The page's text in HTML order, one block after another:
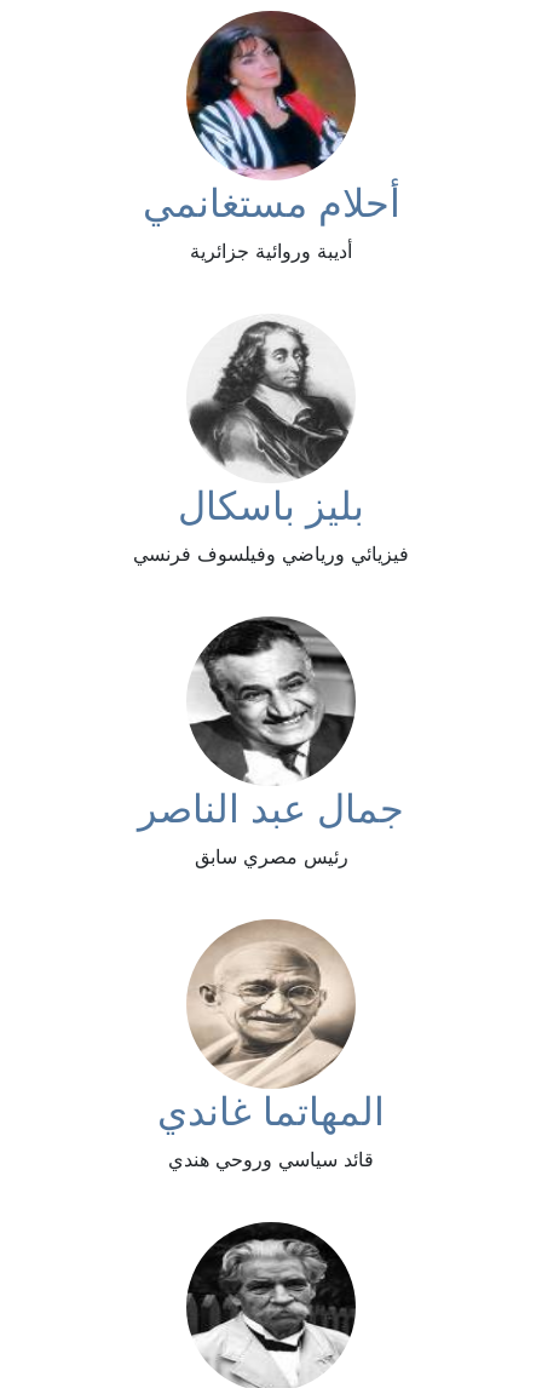
أحلام مستغانمي
أديبة وروائية جزائرية
بليز باسكال
فيزيائي ورياضي وفيلسوف فرنسي
جمال عبد الناصر
رئيس مصري سابق
المهاتما غاندي
قائد سياسي وروحي هندي